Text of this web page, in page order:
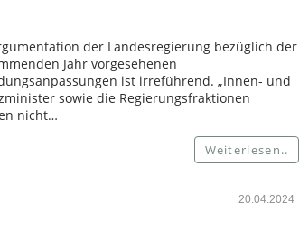
der Landesregierung bezüglich der
Jahr vorgesehenen
ist irreführend. „Innen- und
sowie die Regierungsfraktionen
nicht…
Weiterlesen..
20.04.2024